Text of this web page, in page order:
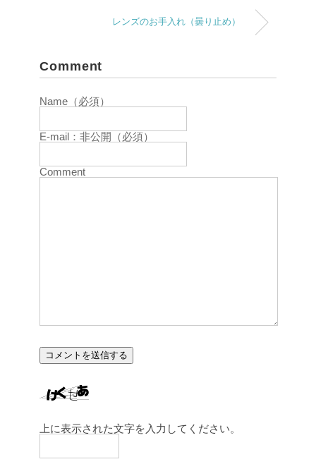
レンズのお手入れ（曇り止め）
Comment
Name（必須）
E-mail：非公開（必須）
Comment
上に表示された文字を入力してください。